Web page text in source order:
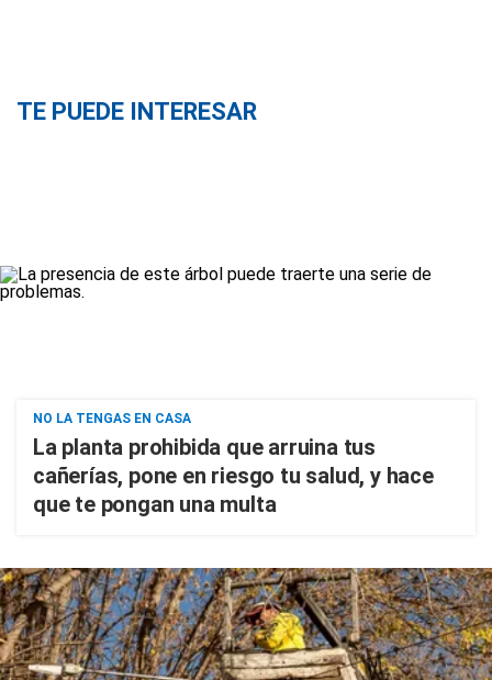
TE PUEDE INTERESAR
NO LA TENGAS EN CASA
La planta prohibida que arruina tus
cañerías, pone en riesgo tu salud, y hace
que te pongan una multa